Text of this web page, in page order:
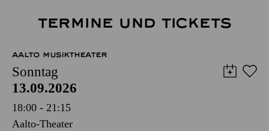
TERMINE UND TICKETS
AALTO MUSIKTHEATER
Sonntag
13.09.2026
18:00 - 21:15
Aalto-Theater